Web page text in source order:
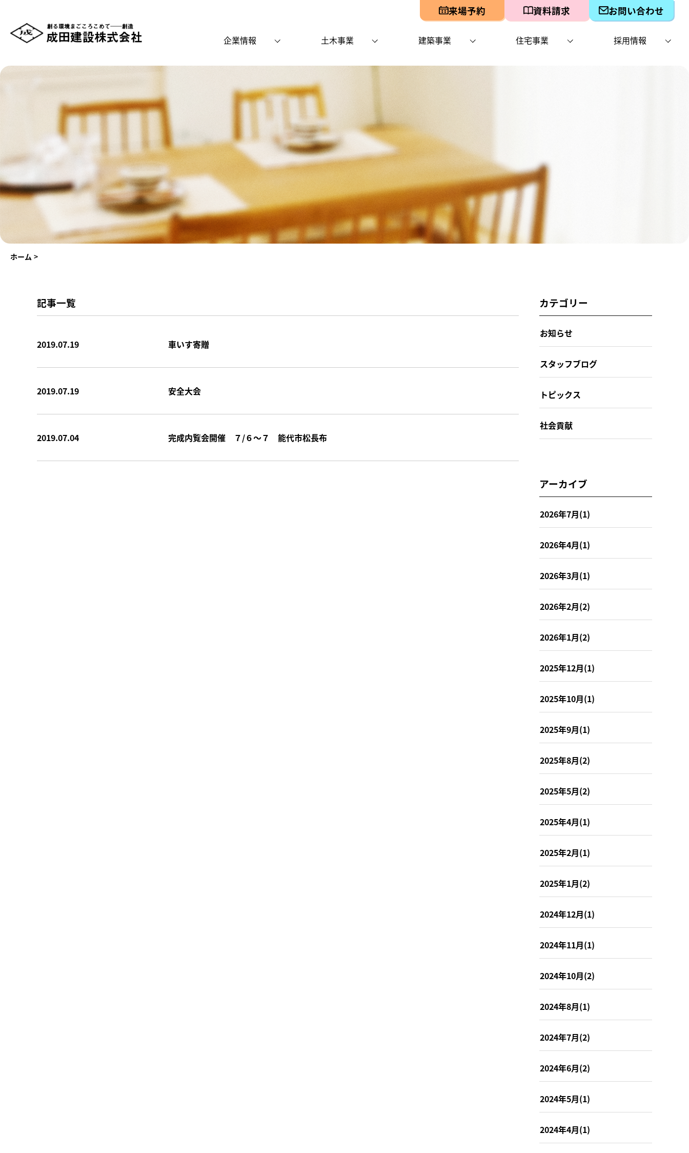
来場予約 資料請求 お問い合わせ
企業情報 土木事業 建築事業 住宅事業 採用情報
ホーム >
記事一覧
2019.07.19 車いす寄贈
2019.07.19 安全大会
2019.07.04 完成内覧会開催 ７/６～７ 能代市松長布
カテゴリー
お知らせ
スタッフブログ
トピックス
社会貢献
アーカイブ
2026年7月(1)
2026年4月(1)
2026年3月(1)
2026年2月(2)
2026年1月(2)
2025年12月(1)
2025年10月(1)
2025年9月(1)
2025年8月(2)
2025年5月(2)
2025年4月(1)
2025年2月(1)
2025年1月(2)
2024年12月(1)
2024年11月(1)
2024年10月(2)
2024年8月(1)
2024年7月(2)
2024年6月(2)
2024年5月(1)
2024年4月(1)